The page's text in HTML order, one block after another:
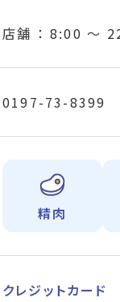
店舗 ： 8:00 〜
0197-73-8399
精肉
クレジットカード